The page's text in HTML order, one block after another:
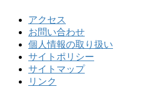
アクセス
お問い合わせ
個人情報の取り扱い
サイトポリシー
サイトマップ
リンク